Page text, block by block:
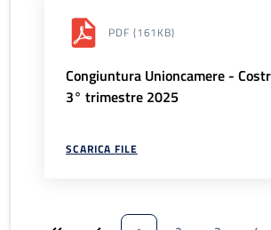
PDF (161KB)
Congiuntura Unioncamere -
3° trimestre 2025
SCARICA FILE